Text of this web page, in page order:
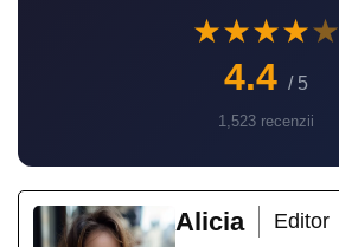
★★★★★
4.4 / 5
1,523 recenzii
Alicia
Editor